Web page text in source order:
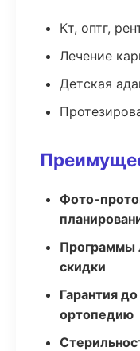
Кт, оптг,
Лечение
Детская
Фото-
Программы
скидки
Гарантия
ортопедию